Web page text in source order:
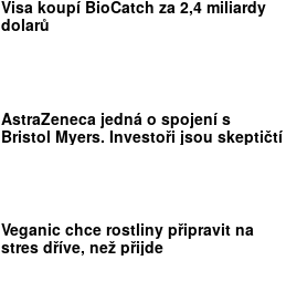
Visa koupí BioCatch za 2,4 miliardy
dolarů
AstraZeneca jedná o spojení s
Bristol Myers. Investoři jsou skeptičtí
Veganic chce rostliny připravit na
stres dříve, než přijde